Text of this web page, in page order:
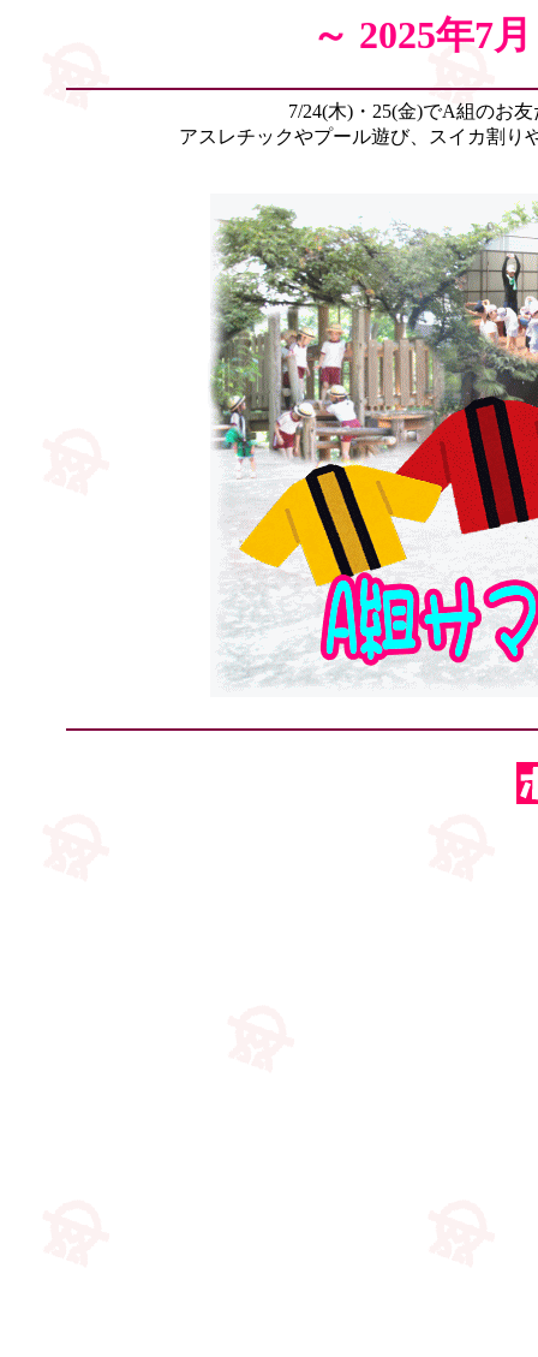
～ 2025年7
7/24(木)・25(金)でA組のお
アスレチックやプール遊び、スイカ割